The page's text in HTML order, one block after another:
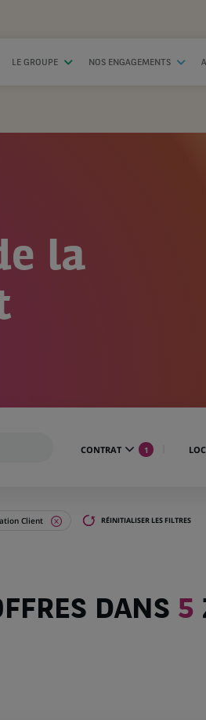
LE GROUPE NOS ENGAGEMENTS
la
CONTRAT 1
Client RÉINITIALISER LES FILTRES
DANS 5